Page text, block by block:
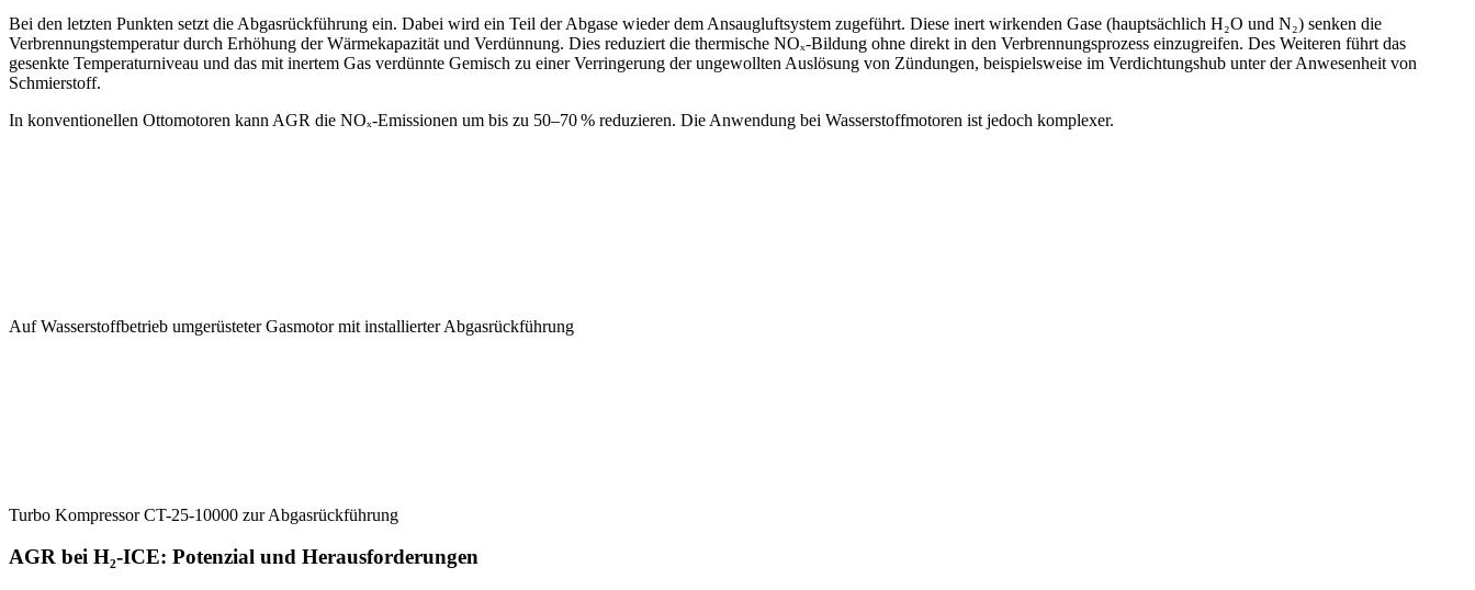
Bei den letzten Punkten setzt die Abgasrückführung ein. Dabei wird ein Teil der Abgase wieder dem Ansaugluftsystem zugeführt. Diese inert wirkenden Gase (hauptsächlich H₂O und N₂) senken die
Verbrennungstemperatur durch Erhöhung der Wärmekapazität und Verdünnung. Dies reduziert die thermische NOₓ-Bildung ohne direkt in den Verbrennungsprozess einzugreifen. Des Weiteren führt das
gesenkte Temperaturniveau und das mit inertem Gas verdünnte Gemisch zu einer Verringerung der ungewollten Auslösung von Zündungen, beispielsweise im Verdichtungshub unter der Anwesenheit von
Schmierstoff.
In konventionellen Ottomotoren kann AGR die NOₓ-Emissionen um bis zu 50–70 % reduzieren. Die Anwendung bei Wasserstoffmotoren ist jedoch komplexer.
Auf Wasserstoffbetrieb umgerüsteter Gasmotor mit installierter Abgasrückführung
Turbo Kompressor CT-25-10000 zur Abgasrückführung
AGR bei H₂-ICE: Potenzial und Herausforderungen